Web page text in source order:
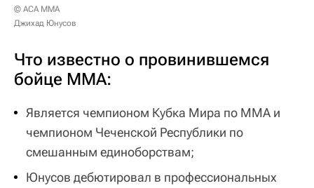
© АСА ММА
Джихад Юнусов
Что известно о провинившемся
бойце ММА:
Является чемпионом Кубка Мира по ММА и
чемпионом Чеченской Республики по
смешанным единоборствам;
Юнусов дебютировал в профессиональных